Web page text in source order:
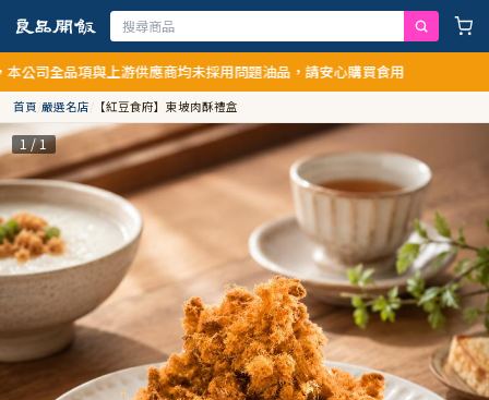
與上游供應商均未採用問題油品，請安心購買食用
首頁/嚴選名店/ 【紅豆食府】東坡肉酥禮盒
1 / 1